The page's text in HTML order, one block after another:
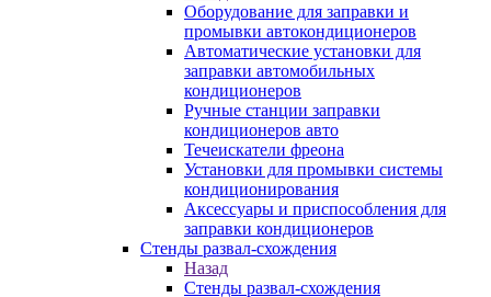
Оборудование для заправки и
промывки автокондиционеров
Автоматические установки для
заправки автомобильных
кондиционеров
Ручные станции заправки
кондиционеров авто
Течеискатели фреона
Установки для промывки системы
кондиционирования
Аксессуары и приспособления для
заправки кондиционеров
Стенды развал-схождения
Назад
Стенды развал-схождения